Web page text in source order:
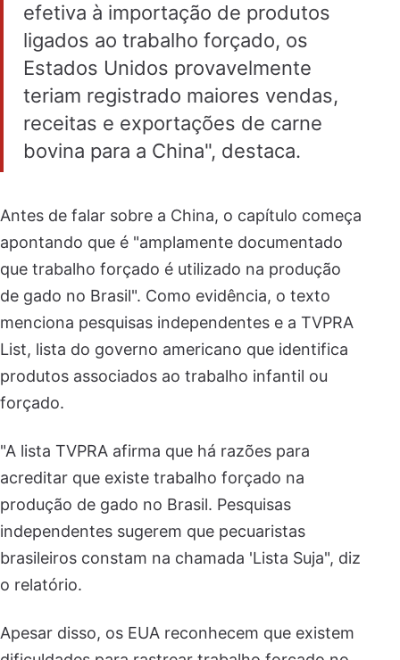
efetiva à importação de produtos
ligados ao trabalho forçado, os
Estados Unidos provavelmente
teriam registrado maiores vendas,
receitas e exportações de carne
bovina para a China", destaca.
Antes de falar sobre a China, o capítulo começa
apontando que é "amplamente documentado
que trabalho forçado é utilizado na produção
de gado no Brasil". Como evidência, o texto
menciona pesquisas independentes e a TVPRA
List, lista do governo americano que identifica
produtos associados ao trabalho infantil ou
forçado.
"A lista TVPRA afirma que há razões para
acreditar que existe trabalho forçado na
produção de gado no Brasil. Pesquisas
independentes sugerem que pecuaristas
brasileiros constam na chamada 'Lista Suja", diz
o relatório.
Apesar disso, os EUA reconhecem que existem